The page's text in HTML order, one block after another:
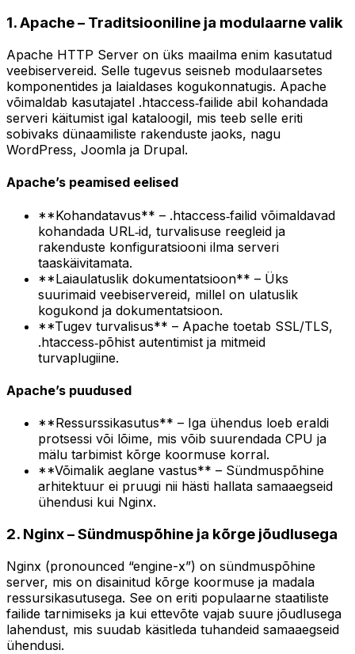
1. Apache – Traditsiooniline ja modulaarne valik
Apache HTTP Server on üks maailma enim kasutatud
veebiservereid. Selle tugevus seisneb modulaarsetes
komponentides ja laialdases kogukonnatugis. Apache
võimaldab kasutajatel .htaccess‑failide abil kohandada
serveri käitumist igal kataloogil, mis teeb selle eriti
sobivaks dünaamiliste rakenduste jaoks, nagu
WordPress, Joomla ja Drupal.
Apache’s peamised eelised
**Kohandatavus** – .htaccess‑failid võimaldavad
kohandada URL‑id, turvalisuse reegleid ja
rakenduste konfiguratsiooni ilma serveri
taaskäivitamata.
**Laiaulatuslik dokumentatsioon** – Üks
suurimaid veebiservereid, millel on ulatuslik
kogukond ja dokumentatsioon.
**Tugev turvalisus** – Apache toetab SSL/TLS,
.htaccess‑põhist autentimist ja mitmeid
turvaplugiine.
Apache’s puudused
**Ressurssikasutus** – Iga ühendus loeb eraldi
protsessi või lõime, mis võib suurendada CPU ja
mälu tarbimist kõrge koormuse korral.
**Võimalik aeglane vastus** – Sündmuspõhine
arhitektuur ei pruugi nii hästi hallata samaaegseid
ühendusi kui Nginx.
2. Nginx – Sündmuspõhine ja kõrge jõudlusega
Nginx (pronounced “engine-x”) on sündmuspõhine
server, mis on disainitud kõrge koormuse ja madala
ressursikasutusega. See on eriti populaarne staatiliste
failide tarnimiseks ja kui ettevõte vajab suure jõudlusega
lahendust, mis suudab käsitleda tuhandeid samaaegseid
ühendusi.